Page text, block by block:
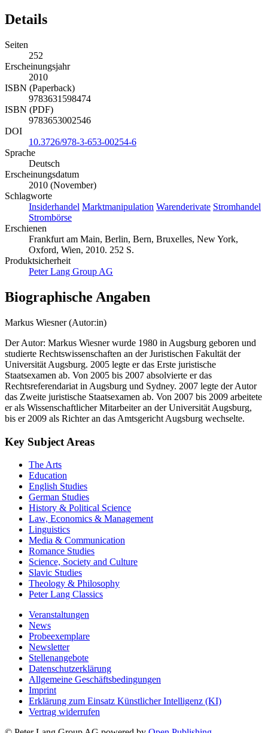
Details
Seiten
252
Erscheinungsjahr
2010
ISBN (Paperback)
9783631598474
ISBN (PDF)
9783653002546
DOI
10.3726/978-3-653-00254-6
Sprache
Deutsch
Erscheinungsdatum
2010 (November)
Schlagworte
Insiderhandel Marktmanipulation Warenderivate Stromhandel
Strombörse
Erschienen
Frankfurt am Main, Berlin, Bern, Bruxelles, New York,
Oxford, Wien, 2010. 252 S.
Produktsicherheit
Peter Lang Group AG
Biographische Angaben
Markus Wiesner (Autor:in)
Der Autor: Markus Wiesner wurde 1980 in Augsburg geboren und
studierte Rechtswissenschaften an der Juristischen Fakultät der
Universität Augsburg. 2005 legte er das Erste juristische
Staatsexamen ab. Von 2005 bis 2007 absolvierte er das
Rechtsreferendariat in Augsburg und Sydney. 2007 legte der Autor
das Zweite juristische Staatsexamen ab. Von 2007 bis 2009 arbeitete
er als Wissenschaftlicher Mitarbeiter an der Universität Augsburg,
bis er 2009 als Richter an das Amtsgericht Augsburg wechselte.
Key Subject Areas
The Arts
Education
English Studies
German Studies
History & Political Science
Law, Economics & Management
Linguistics
Media & Communication
Romance Studies
Science, Society and Culture
Slavic Studies
Theology & Philosophy
Peter Lang Classics
Veranstaltungen
News
Probeexemplare
Newsletter
Stellenangebote
Datenschutzerklärung
Allgemeine Geschäftsbedingungen
Imprint
Erklärung zum Einsatz Künstlicher Intelligenz (KI)
Vertrag widerrufen